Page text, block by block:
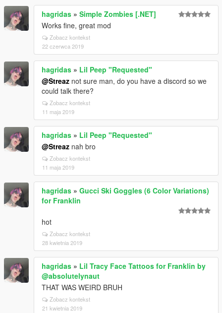
hagridas » Simple Zombies [.NET]
Works fine, great mod
Zobacz kontekst
22 czerwca 2019
hagridas » Lil Peep "Requested"
@Streaz not sure man, do you have a discord so we
could talk there?
Zobacz kontekst
11 maja 2019
hagridas » Lil Peep "Requested"
@Streaz nah bro
Zobacz kontekst
11 maja 2019
hagridas » Gucci Ski Goggles (6 Color Variations)
for Franklin
hot
Zobacz kontekst
28 kwietnia 2019
hagridas » Lil Tracy Face Tattoos for Franklin by
@absolutelynaut
THAT WAS WEIRD BRUH
Zobacz kontekst
21 kwietnia 2019